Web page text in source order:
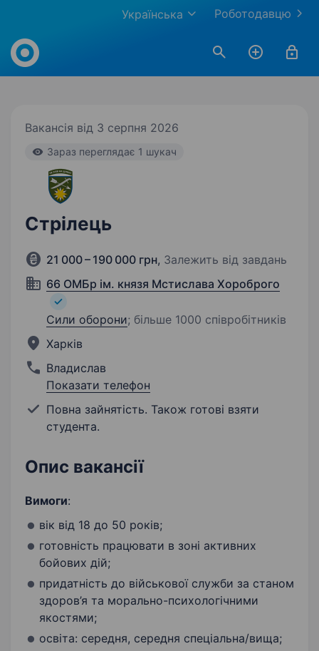
Роботодавцю
Українська
Work.ua
Вакансія від 3 серпня 2026
Зараз переглядає 1 шукач
Стрілець
21 000 – 190 000 грн, Залежить від завдань
66 ОМБр ім. князя Мстислава Хороброго
Сили оборони; більше 1000 співробітників
Харків
Владислав
Показати телефон
Повна зайнятість. Також готові взяти
студента.
Опис вакансії
Вимоги:
вік від 18 до 50 років;
готовність працювати в зоні активних
бойових дій;
придатність до військової служби за станом
здоров’я та морально-психологічними
якостями;
освіта: середня, середня спеціальна/вища;